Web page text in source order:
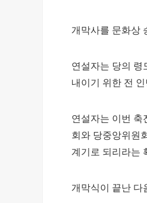
개막사를 문화상
연설자는 당의 령
내이기 위한 전
연설자는 이번 축
회와 당중앙위원
계기로 되리라는
개막식이 끝난 다